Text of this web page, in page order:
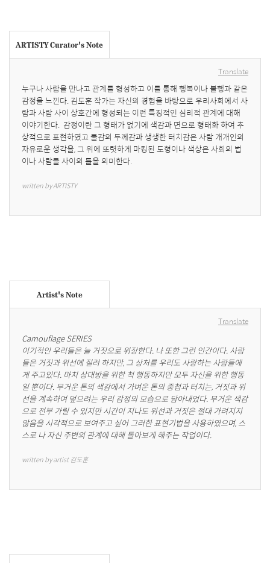
ARTISTY Curator's Note
Translate
누구나 사람을 만나고 관계를 형성하고 이를 통해 행복이나 불행과 같은
감정을 느낀다. 김도훈 작가는 자신의 경험을 바탕으로 우리사회에서 사
람과 사람 사이 상호간에 형성되는 이런 특징적인 심리적 관계에 대해
이야기한다.  감정이란 그 형태가 없기에 색감과 면으로 형태화 하여 추
상적으로 표현하였고 물감의 두께감과 생생한 터치감은 사람 개개인의
자유로운 생각을, 그 위에 또렷하게 마킹된 도형이나 색상은 사회의 법
이나 사람들 사이의 룰을 의미한다.
written by ARTISTY
Artist's Note
Translate
Camouflage SERIES
이기적인 우리들은 늘 거짓으로 위장한다. 나 또한 그런 인간이다. 사람
들은 거짓과 위선에 질려 하지만, 그 상처를 우리도 사랑하는 사람들에
게 주고있다. 마치 상대방을 위한 척 행동하지만 모두 자신을 위한 행동
일 뿐이다. 무거운 톤의 색감에서 가벼운 톤의 중첩과 터치는, 거짓과 위
선을 계속하여 덮으려는 우리 감정의 모습으로 담아내었다. 무거운 색감
으로 전부 가릴 수 있지만 시간이 지나도 위선과 거짓은 절대 가려지지
않음을 시각적으로 보여주고 싶어 그러한 표현기법을 사용하였으며, 스
스로 나 자신 주변의 관계에 대해 돌아보게 해주는 작업이다.
written by artist 김도훈